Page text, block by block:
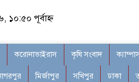
১০:৫০ পূর্বাহ্ন
করোনাভাইরাস কৃষি সংবাদ
মির্জাপুর সখিপুর ঢাকা